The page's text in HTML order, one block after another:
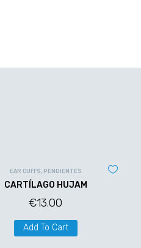
EAR CUFFS, PENDIENTES
CARTÍLAGO HUJAM
€13.00
Add To Cart